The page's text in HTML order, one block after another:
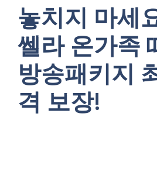
놓치지 마세
쎌라 온가족
방송패키지
격 보장!